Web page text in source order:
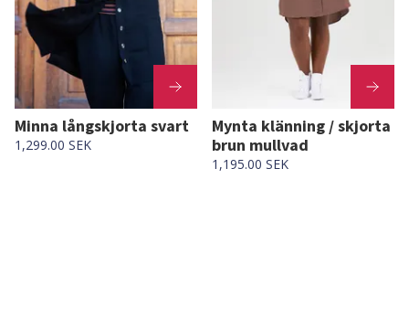
Minna långskjorta svart
1,299.00 SEK
Mynta klänning / skjorta
brun mullvad
1,195.00 SEK